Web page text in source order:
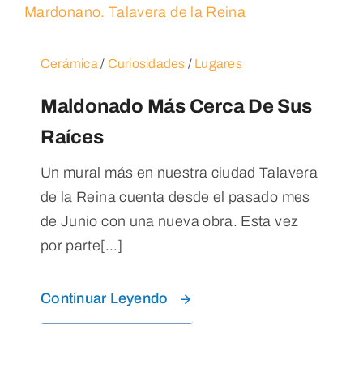
Cerámica / Curiosidades / Lugares
Maldonado Más Cerca De Sus
Raíces
Un mural más en nuestra ciudad Talavera
de la Reina cuenta desde el pasado mes
de Junio con una nueva obra. Esta vez
por parte[...]
Continuar Leyendo